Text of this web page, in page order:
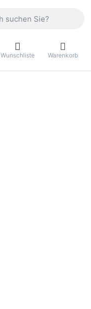
Wunschliste Warenkorb